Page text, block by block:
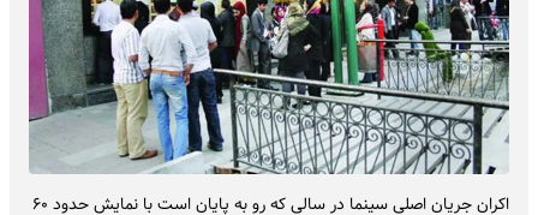
اکران جریان اصلی سینما در سالی که رو به پایان است با نمایش حدود ۶۰